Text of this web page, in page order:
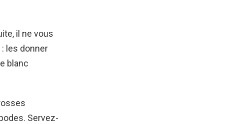
il ne vous
les donner
blanc
Servez-